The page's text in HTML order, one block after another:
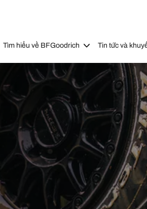
Tìm hiểu về BFGoodrich Tin tức và